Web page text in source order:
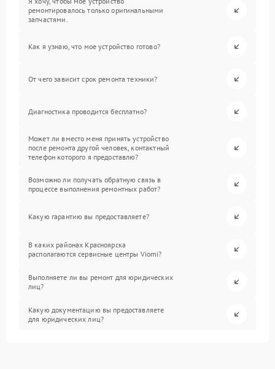
ремонтировалось только оригинальными
запчастями.
Как я узнаю, что мое устройство готово?
От чего зависит срок ремонта техники?
Диагностика проводится бесплатно?
Может ли вместо меня принять устройство
после ремонта другой человек, контактный
телефон которого я предоставлю?
Возможно ли получать обратную связь в
процессе выполнения ремонтных работ?
Какую гарантию вы предоставляете?
В каких районах Красноярска
располагаются сервисные центры Viomi?
Выполняете ли вы ремонт для юридических
лиц?
Какую документацию вы предоставляете
для юридических лиц?